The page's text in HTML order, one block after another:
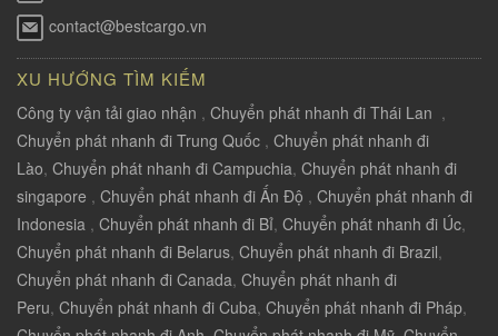
contact@bestcargo.vn
XU HƯỚNG TÌM KIẾM
Công ty vận tải giao nhận , Chuyển phát nhanh đi Thái Lan ,
Chuyển phát nhanh đi Trung Quốc , Chuyển phát nhanh đi
Lào, Chuyển phát nhanh đi Campuchia, Chuyển phát nhanh đi
singapore , Chuyển phát nhanh đi Ấn Độ , Chuyển phát nhanh đi
Indonesia , Chuyển phát nhanh đi Bỉ, Chuyển phát nhanh đi Úc,
Chuyển phát nhanh đi Belarus, Chuyển phát nhanh đi Brazil,
Chuyển phát nhanh đi Canada, Chuyển phát nhanh đi
Peru, Chuyển phát nhanh đi Cuba, Chuyển phát nhanh đi Pháp,